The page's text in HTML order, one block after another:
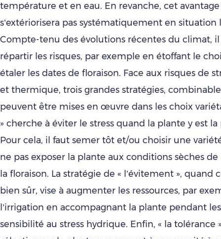
température et en eau. En revanche, cet
s’extériorisera pas systématiquement en
Compte-tenu des évolutions récentes du climat,
répartir les risques, par exemple en étoffant le
étaler les dates de floraison. Face aux risques de
et thermique, trois grandes stratégies,
peuvent être mises en œuvre dans les choix
» cherche à éviter le stress quand la plante y est la
Pour cela, il faut semer tôt et/ou choisir une
ne pas exposer la plante aux conditions sèches de
la floraison. La stratégie de « l’évitement », quand
bien sûr, vise à augmenter les ressources, par
l’irrigation en accompagnant la plante pendant
sensibilité au stress hydrique. Enfin, « la tolérance